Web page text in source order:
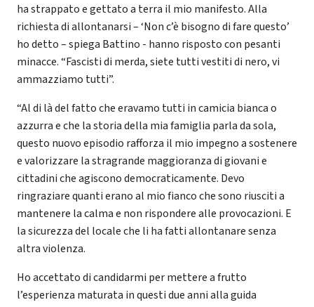
ha strappato e gettato a terra il mio manifesto. Alla
richiesta di allontanarsi – ‘Non c’è bisogno di fare questo’
ho detto – spiega Battino - hanno risposto con pesanti
minacce. “Fascisti di merda, siete tutti vestiti di nero, vi
ammazziamo tutti”.
“Al di là del fatto che eravamo tutti in camicia bianca o
azzurra e che la storia della mia famiglia parla da sola,
questo nuovo episodio rafforza il mio impegno a sostenere
e valorizzare la stragrande maggioranza di giovani e
cittadini che agiscono democraticamente. Devo
ringraziare quanti erano al mio fianco che sono riusciti a
mantenere la calma e non rispondere alle provocazioni. E
la sicurezza del locale che li ha fatti allontanare senza
altra violenza.
Ho accettato di candidarmi per mettere a frutto
l’esperienza maturata in questi due anni alla guida